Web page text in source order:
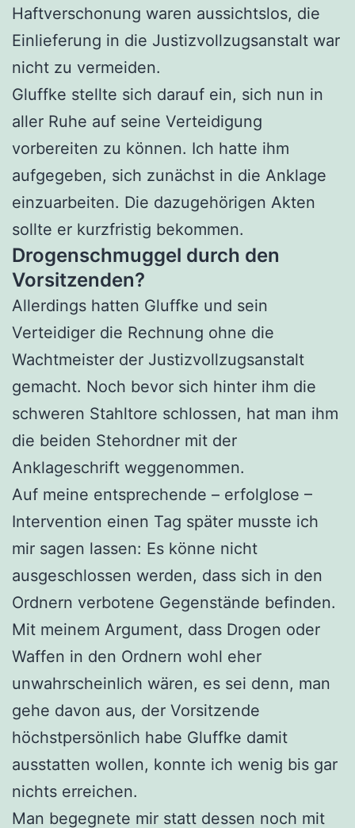
Haftverschonung waren aussichtslos, die
Einlieferung in die Justizvollzugsanstalt war
nicht zu vermeiden.
Gluffke stellte sich darauf ein, sich nun in
aller Ruhe auf seine Verteidigung
vorbereiten zu können. Ich hatte ihm
aufgegeben, sich zunächst in die Anklage
einzuarbeiten. Die dazugehörigen Akten
sollte er kurzfristig bekommen.
Drogenschmuggel durch den
Vorsitzenden?
Allerdings hatten Gluffke und sein
Verteidiger die Rechnung ohne die
Wachtmeister der Justizvollzugsanstalt
gemacht. Noch bevor sich hinter ihm die
schweren Stahltore schlossen, hat man ihm
die beiden Stehordner mit der
Anklageschrift weggenommen.
Auf meine entsprechende – erfolglose –
Intervention einen Tag später musste ich
mir sagen lassen: Es könne nicht
ausgeschlossen werden, dass sich in den
Ordnern verbotene Gegenstände befinden.
Mit meinem Argument, dass Drogen oder
Waffen in den Ordnern wohl eher
unwahrscheinlich wären, es sei denn, man
gehe davon aus, der Vorsitzende
höchstpersönlich habe Gluffke damit
ausstatten wollen, konnte ich wenig bis gar
nichts erreichen.
Man begegnete mir statt dessen noch mit